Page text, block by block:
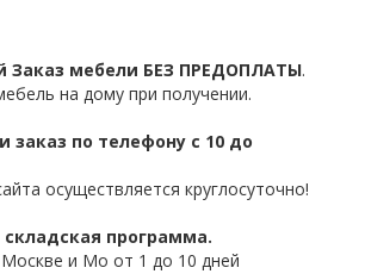
Заказ мебели БЕЗ ПРЕДОПЛАТЫ.
на дому при получении.
заказ по телефону с 10 до
осуществляется круглосуточно!
программа.
и Мо от 1 до 10 дней